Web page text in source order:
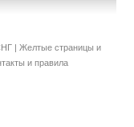
| Желтые страницы и
и правила